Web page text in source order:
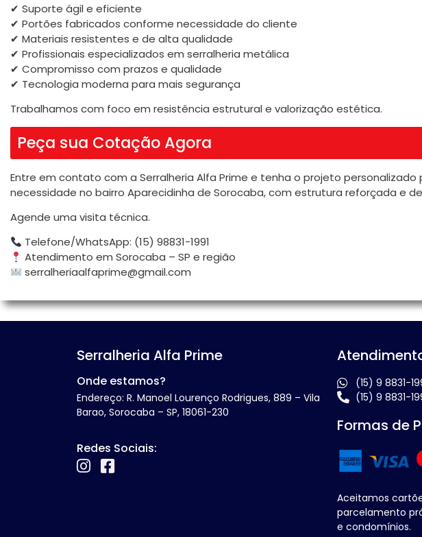
✔ Suporte ágil e eficiente
✔ Portões fabricados conforme necessidade do cliente
✔ Materiais resistentes e de alta qualidade
✔ Profissionais especializados em serralheria metálica
✔ Compromisso com prazos e qualidade
✔ Tecnologia moderna para mais segurança
Trabalhamos com foco em resistência estrutural e valorização estética.
Peça sua Cotação Agora
Entre em contato com a Serralheria Alfa Prime e tenha o projeto personalizado
necessidade no bairro Aparecidinha de Sorocaba, com estrutura reforçada e
Agende uma visita técnica.
Telefone/WhatsApp: (15) 98831-1991
Atendimento em Sorocaba – SP e região
serralheriaalfaprime@gmail.com
Serralheria Alfa Prime
Onde estamos?
Endereço: R. Manoel Lourenço Rodrigues, 889 – Vila
Barao, Sorocaba – SP, 18061-230
Redes Sociais:
(15) 9 8831-
(15) 9 8831-
Formas de
Aceitamos
parcelamento
e condomínios.